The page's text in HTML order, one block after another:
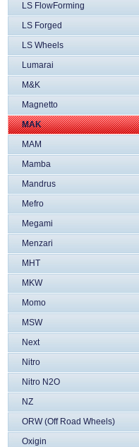
LS FlowForming
LS Forged
LS Wheels
Lumarai
M&K
Magnetto
MAK
MAM
Mamba
Mandrus
Mefro
Megami
Menzari
MHT
MKW
Momo
MSW
Next
Nitro
Nitro N2O
NZ
ORW (Off Road Wheels)
Oxigin